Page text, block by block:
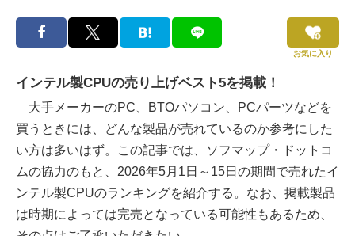
お気に入り
インテル製CPUの売り上げベスト5を掲載！
大手メーカーのPC、BTOパソコン、PCパーツなどを
買うときには、どんな製品が売れているのか参考にした
い方は多いはず。この記事では、ソフマップ・ドットコ
ムの協力のもと、2026年5月1日～15日の期間で売れたイ
ンテル製CPUのランキングを紹介する。なお、掲載製品
は時期によっては完売となっている可能性もあるため、